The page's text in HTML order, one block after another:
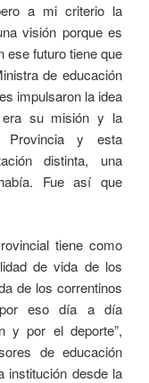
a mi criterio la
visión porque es
ese futuro tiene que
de educación
impulsaron la idea
era su misión y la
Provincia y esta
distinta, una
Fue así que
tiene como
de vida de los
de los correntinos
eso día a día
y por el deporte”,
de educación
institución desde la